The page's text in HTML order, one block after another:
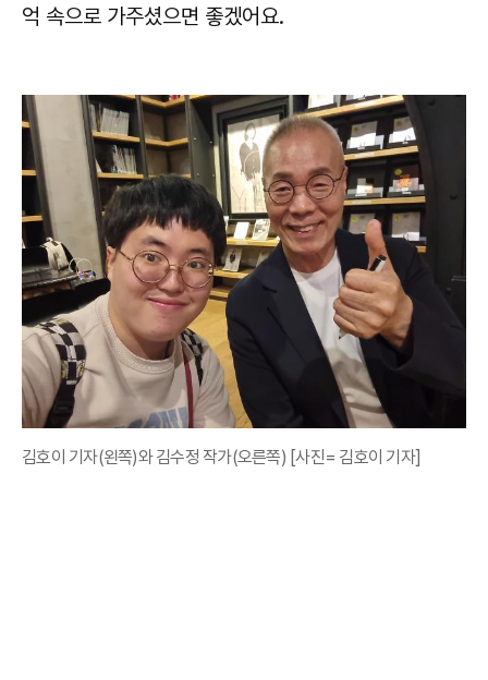
억 속으로 가주셨으면 좋겠어요.
김호이 기자(왼쪽)와 김수정 작가(오른쪽) [사진= 김호이 기자]